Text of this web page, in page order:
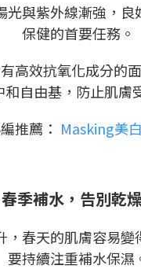
光與紫外線漸強，良
保健的首要任務。
高效抗氧化成分的
和自由基，防止肌膚
推薦： Masking美
季補水，告別乾
，春天的肌膚容易變
要持續注重補水保濕